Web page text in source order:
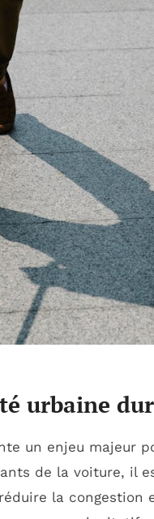
urbaine
un enjeu majeur
de la voiture, il
la congestion